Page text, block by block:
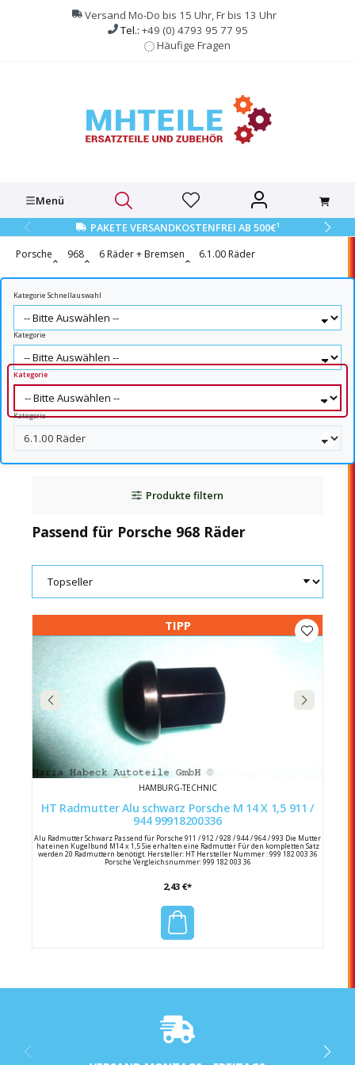
springen
Versand Mo-Do bis 15 Uhr, Fr bis 13 Uhr
Tel.: +49 (0) 4793 95 77 95
Häufige Fragen
Menü
PAKETE VERSANDKOSTENFREI AB 500€1
Porsche 968 6 Räder + Bremsen 6.1.00 Räder
Kategorie Schnellauswahl
Kategorie
Kategorie
Kategorie
Produkte filtern
Passend für Porsche 968 Räder
TIPP
HAMBURG-TECHNIC
HT Radmutter Alu schwarz Porsche M 14 X 1,5 911 /
944 99918200336
Alu Radmutter Schwarz Passend für Porsche 911 / 912 / 928 / 944 / 964 / 993 Die Mutter
hat einen Kugelbund M14 x 1,5 Sie erhalten eine Radmutter Für den kompletten Satz
werden 20 Radmuttern benötigt. Hersteller: HT Hersteller Nummer : 999 182 003 36
Porsche Vergleichsnummer: 999 182 003 36
2,43 €*